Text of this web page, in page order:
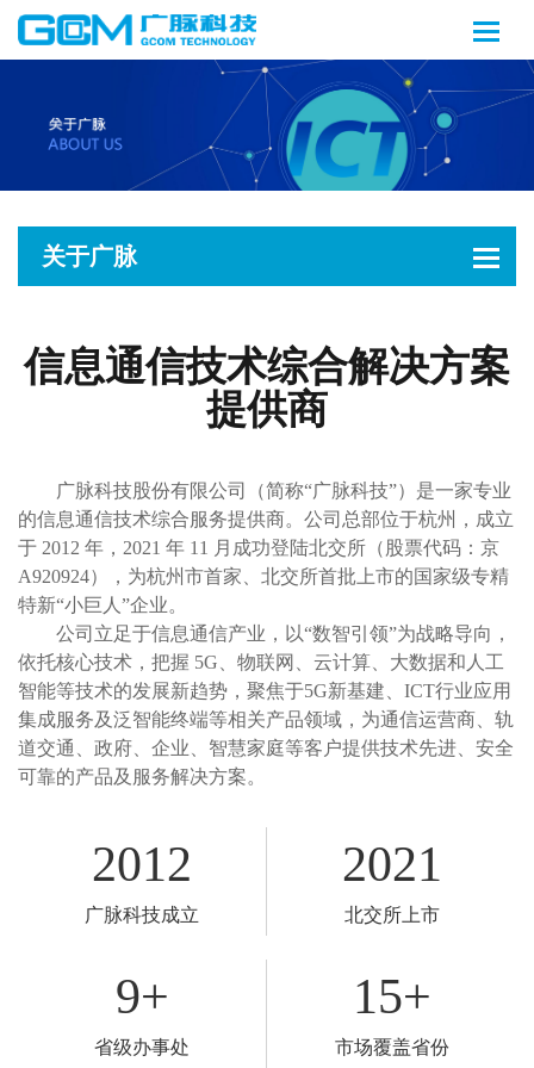
关于广脉
信息通信技术综合解决方案
提供商
广脉科技股份有限公司（简称“广脉科技”）是一家专业
的信息通信技术综合服务提供商。公司总部位于杭州，成立
于 2012 年，2021 年 11 月成功登陆北交所（股票代码：京
A920924），为杭州市首家、北交所首批上市的国家级专精
特新“小巨人”企业。
公司立足于信息通信产业，以“数智引领”为战略导向，
依托核心技术，把握 5G、物联网、云计算、大数据和人工
智能等技术的发展新趋势，聚焦于5G新基建、ICT行业应用
集成服务及泛智能终端等相关产品领域，为通信运营商、轨
道交通、政府、企业、智慧家庭等客户提供技术先进、安全
可靠的产品及服务解决方案。
2012
广脉科技成立
2021
北交所上市
9+
省级办事处
15+
市场覆盖省份